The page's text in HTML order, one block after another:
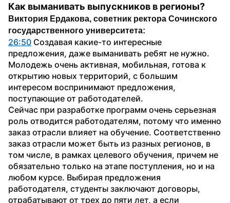
Как выманивать выпускников в регионы?
Виктория Ердакова, советник ректора Сочинского
государственного университета:
26:50 Создавая какие-то интересные
предложения, даже выманивать ребят не нужно.
Молодежь очень активная, мобильная, готова к
открытию новых территорий, с большим
интересом воспринимают предложения,
поступающие от работодателей.
Сейчас при разработке программ очень серьезная
роль отводится работодателям, потому что именно
заказ отрасли влияет на обучение. Соответственно
заказ отрасли может быть из разных регионов, в
том числе, в рамках целевого обучения, причем не
обязательно только на этапе поступления, но и на
любом курсе. Выбирая предложения
работодателя, студенты заключают договоры,
отрабатывают от трех до пяти лет, а если